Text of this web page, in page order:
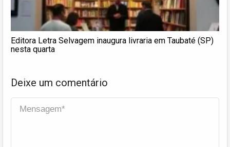
Editora Letra Selvagem inaugura livraria em Taubaté (SP)
nesta quarta
Deixe um comentário